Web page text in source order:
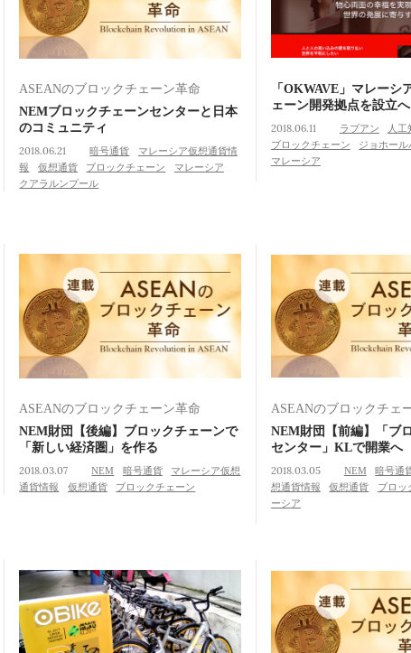
ASEANのブロックチェーン革命
NEMブロックチェーンセンターと日本
のコミュニティ
2018.06.21 暗号通貨
マレーシア仮想通貨情
報
仮想通貨 ブロックチェーン
マレーシア
クアラルンプール
「OKWAVE」マレーシ
ェーン開発拠点を設立へ
2018.06.11 ラブアン 人工
ブロックチェーン
ジョホール
マレーシア
ASEANのブロックチェーン革命
NEM財団【後編】ブロックチェーンで
「新しい経済圏」を作る
2018.03.07 NEM 暗号通貨
マレーシア仮想
通貨情報
仮想通貨 ブロックチェーン
ASEANのブロックチェ
NEM財団【前編】「ブ
センター」KLで開業へ
2018.03.05 NEM 暗号通
想通貨情報
仮想通貨 ブロッ
ーシア